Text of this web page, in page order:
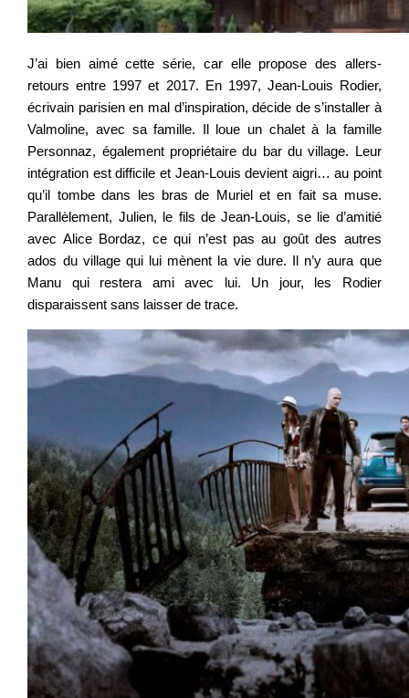
J’ai bien aimé cette série, car elle propose des allers-
retours entre 1997 et 2017. En 1997, Jean-Louis Rodier,
écrivain parisien en mal d’inspiration, décide de s’installer à
Valmoline, avec sa famille. Il loue un chalet à la famille
Personnaz, également propriétaire du bar du village. Leur
intégration est difficile et Jean-Louis devient aigri… au point
qu’il tombe dans les bras de Muriel et en fait sa muse.
Parallèlement, Julien, le fils de Jean-Louis, se lie d’amitié
avec Alice Bordaz, ce qui n’est pas au goût des autres
ados du village qui lui mènent la vie dure. Il n’y aura que
Manu qui restera ami avec lui. Un jour, les Rodier
disparaissent sans laisser de trace.